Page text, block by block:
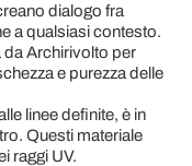
dialogo fra
a qualsiasi contesto.
da Archirivolto per
e purezza delle
linee definite, è in
Questi materiale
raggi UV.